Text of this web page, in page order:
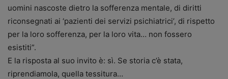
uomini nascoste dietro la sofferenza mentale, di diritti
riconsegnati ai ‘pazienti dei servizi psichiatrici’, di rispetto
per la loro sofferenza, per la loro vita… non fossero
esistiti”.
E la risposta al suo invito è: sì. Se storia c’è stata,
riprendiamola, quella tessitura…